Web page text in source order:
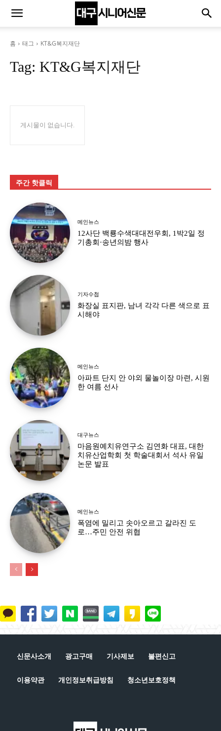
홈 태그 KT&G복지재단
Tag: KT&G복지재단
게시물이 없습니다.
주간 핫클릭
메인뉴스
12사단 백룡수색대대전우회, 1박2일 정
기총회·송년의밤 행사
기자수첩
화장실 표지판, 남녀 각각 다른 색으로 표
시해야
메인뉴스
아파트 단지 안 야외 물놀이장 마련, 시원
한 여름 선사
대구뉴스
마음원예치유연구소 김연화 대표, 대한
치유산업학회 첫 학술대회서 석사 유일
논문 발표
메인뉴스
폭염에 밀리고 솟아오르고 갈라진 도
로…주민 안전 위협
신문사소개 광고구매 기사제보 불편신고
이용약관 개인정보취급방침 청소년보호정책